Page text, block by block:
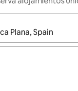
estén